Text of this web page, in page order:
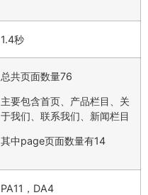
1.4秒
总共页面数量76
主要包含首页、产品栏目、关
于我们、联系我们、新闻栏目
其中page页面数量有14
PA11，DA4